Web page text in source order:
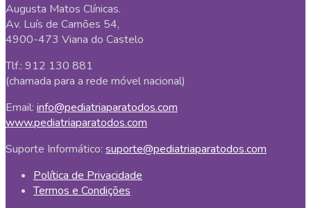
Augusta Matos Clínicas.
Av. Luís de Camões 54,
4900-473 Viana do Castelo
Tlf.: 912 130 881
(chamada para a rede móvel nacional)
Email: info@pediatriaparatodos.com
www.pediatriaparatodos.com
Suporte Informático: suporte@pediatriaparatodos.com
Política de Privacidade
Termos e Condições